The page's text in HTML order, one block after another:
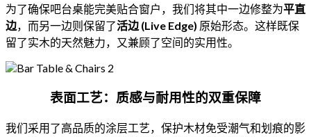
为了确保吧台桌能完美贴合窗户，我们将其中一边修整为平直
边，而另一边则保留了活边 (Live Edge) 原始形态。这样既保
留了实木的天然魅力，又兼顾了空间的实用性。
表面工艺：质感与耐用性的双重保障
我们采用了高品质的涂层工艺，保护木材免受潮气和划痕的影